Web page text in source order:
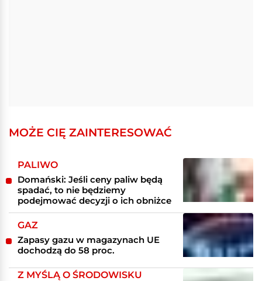
MOŻE CIĘ ZAINTERESOWAĆ
PALIWO
Domański: Jeśli ceny paliw będą
spadać, to nie będziemy
podejmować decyzji o ich obniżce
GAZ
Zapasy gazu w magazynach UE
dochodzą do 58 proc.
Z MYŚLĄ O ŚRODOWISKU